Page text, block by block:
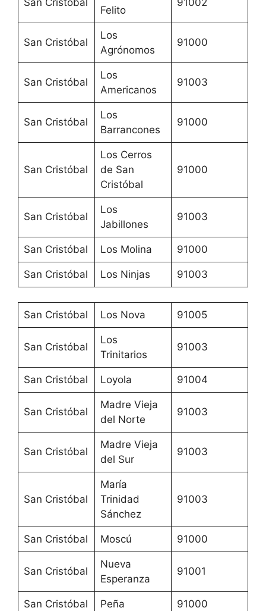
Felito
San Cristóbal
Los
Agrónomos
91000
San Cristóbal
Los
Americanos
91003
San Cristóbal
Los
Barrancones
91000
San Cristóbal
Los Cerros
de San
Cristóbal
91000
San Cristóbal
Los
Jabillones
91003
San Cristóbal Los Molina 91000
San Cristóbal Los Ninjas 91003
San Cristóbal Los Nova 91005
San Cristóbal
Los
Trinitarios
91003
San Cristóbal Loyola 91004
San Cristóbal
Madre Vieja
del Norte
91003
San Cristóbal
Madre Vieja
del Sur
91003
San Cristóbal
María
Trinidad
Sánchez
91003
San Cristóbal Moscú 91000
San Cristóbal
Nueva
Esperanza
91001
San Cristóbal Peña 91000